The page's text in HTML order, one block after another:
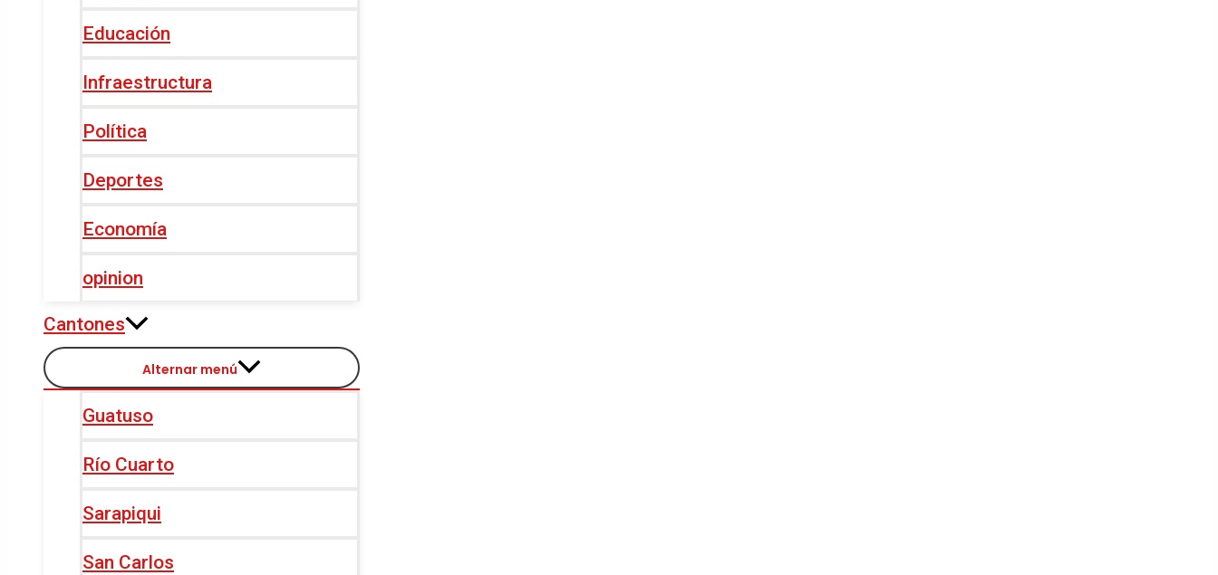
Educación
Infraestructura
Política
Deportes
Economía
opinion
Cantones
Alternar menú
Guatuso
Río Cuarto
Sarapiqui
San Carlos